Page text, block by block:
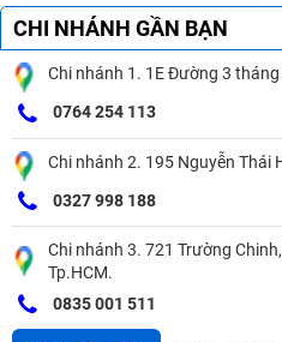
CHI NHÁNH GẦN BẠN
Chi nhánh 1. 1E Đường 3 tháng
0764 254 113
Chi nhánh 2. 195 Nguyễn Thái
0327 998 188
Chi nhánh 3. 721 Trường
Tp.HCM.
0835 001 511